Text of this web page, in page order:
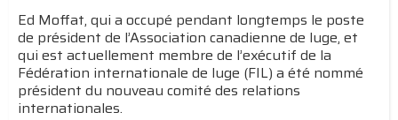
Ed Moffat, qui a occupé pendant longtemps le poste
de président de l’Association canadienne de luge, et
qui est actuellement membre de l’exécutif de la
Fédération internationale de luge (FIL) a été nommé
président du nouveau comité des relations
internationales.